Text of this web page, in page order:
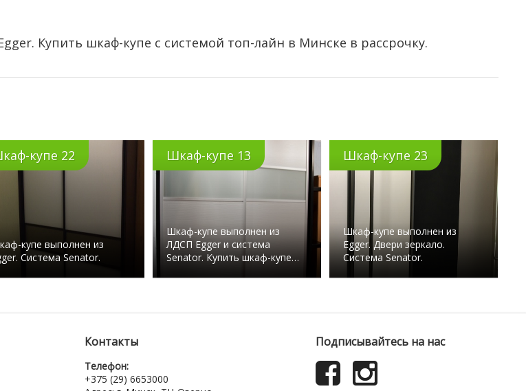
Купить шкаф-купе с системой топ-лайн в Минске в рассрочку.
купе 22
купе выполнен из
Система Senator.
Шкаф-купе 13
Шкаф-купе выполнен из
ЛДСП Egger и система
Senator. Купить шкаф-купе…
Шкаф-купе 23
Шкаф-купе выполнен из
Egger. Двери зеркало.
Система Senator.
Контакты
Телефон:
+375 (29) 6653000
Подписывайтесь на нас